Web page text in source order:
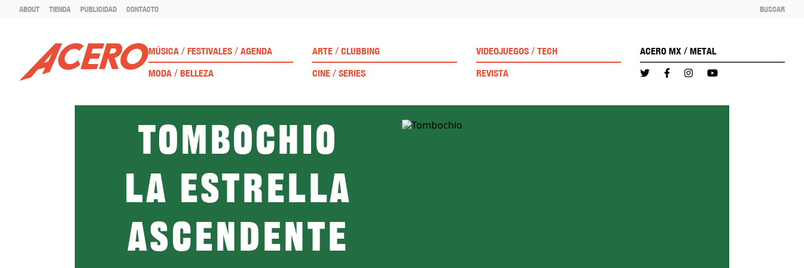
ABOUT TIENDA PUBLICIDAD CONTACTO BUSCAR
MÚSICA / FESTIVALES / AGENDA ARTE / CLUBBING VIDEOJUEGOS / TECH ACERO MX / METAL
MODA / BELLEZA CINE / SERIES REVISTA
Tombochio
La estrella
ascendente